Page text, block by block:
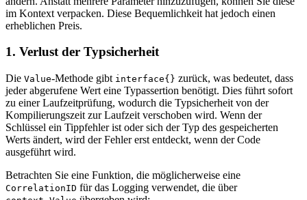
im Kontext verpacken. Diese Bequemlichkeit hat jedoch einen
erheblichen Preis.
1. Verlust der Typsicherheit
Die Value-Methode gibt interface{} zurück, was bedeutet, dass
jeder abgerufene Wert eine Typassertion benötigt. Dies führt sofort
zu einer Laufzeitprüfung, wodurch die Typsicherheit von der
Kompilierungszeit zur Laufzeit verschoben wird. Wenn der
Schlüssel ein Tippfehler ist oder sich der Typ des gespeicherten
Werts ändert, wird der Fehler erst entdeckt, wenn der Code
ausgeführt wird.
Betrachten Sie eine Funktion, die möglicherweise eine
CorrelationID für das Logging verwendet, die über